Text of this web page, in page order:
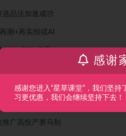
品法加速成功
测+再实拍或AI
池+初始权重
销托管破0利器
销500+1拖N
小滚雪球真实成交
广高投产赛马制
感谢
感谢您进入“星草课堂”，我们坚
习更优惠，我们会继续坚持下去！